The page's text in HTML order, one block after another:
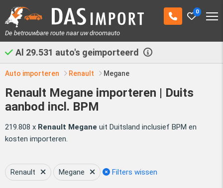
0
De betrouwbare route naar uw droomauto
Al 29.531 auto's geimporteerd
Auto importeren Renault Megane
Renault Megane importeren | Duits
aanbod incl. BPM
219.808 x Renault Megane uit Duitsland inclusief BPM en
kosten importeren.
Renault Megane Filters wissen